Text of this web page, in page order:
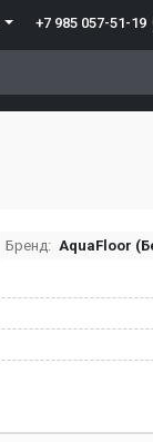
+7 985 057-51-19
Бренд: AquaFloor